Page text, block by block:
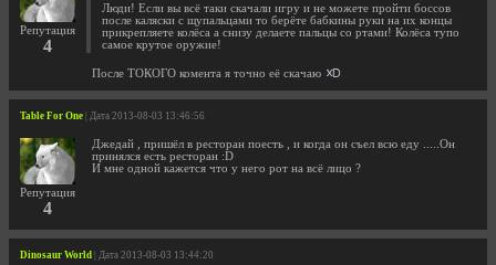
Репутация
4
Люди! Если вы всё таки скачали игру и не можете пройти боссов
после каляски с щупальцами то берёте бабкины руки на их концы
прикрепляете колёса а снизу делаете пальцы со ртами! Колёса тупо
самое крутое оружие!
После ТОКОГО комента я точно её скачаю
Table For One | Дата 2013-08-03 13:46:56
Репутация
4
Джедай , пришёл в ресторан поесть , и когда он съел всю еду .....Он
принялся есть ресторан :D
И мне одной кажется что у него рот на всё лицо ?
Dinosaur World | Дата 2013-08-03 13:44:20